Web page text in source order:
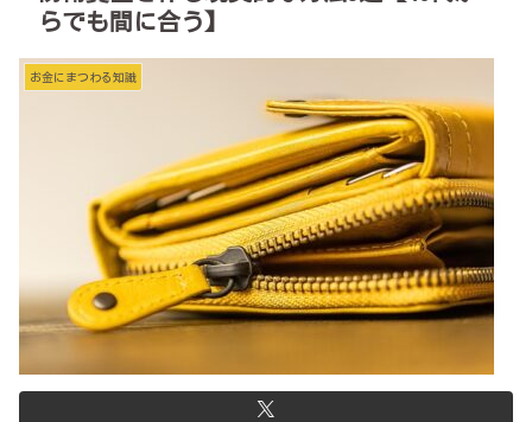
らでも間に合う】
お金にまつわる知識